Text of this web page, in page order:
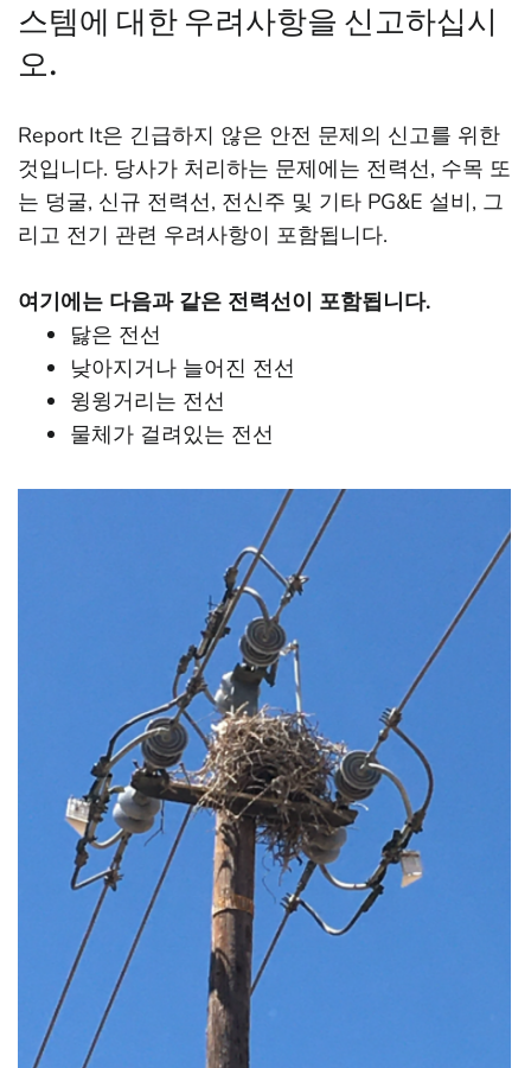
스템에 대한 우려사항을 신고하십시
오.
Report It은 긴급하지 않은 안전 문제의 신고를 위한
것입니다. 당사가 처리하는 문제에는 전력선, 수목 또
는 덩굴, 신규 전력선, 전신주 및 기타 PG&E 설비, 그
리고 전기 관련 우려사항이 포함됩니다.
여기에는 다음과 같은 전력선이 포함됩니다.
닳은 전선
낮아지거나 늘어진 전선
윙윙거리는 전선
물체가 걸려있는 전선